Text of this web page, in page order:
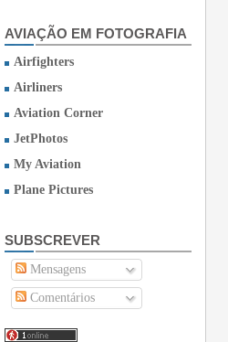
AVIAÇÃO EM FOTOGRAFIA
Airfighters
Airliners
Aviation Corner
JetPhotos
My Aviation
Plane Pictures
SUBSCREVER
Mensagens
Comentários